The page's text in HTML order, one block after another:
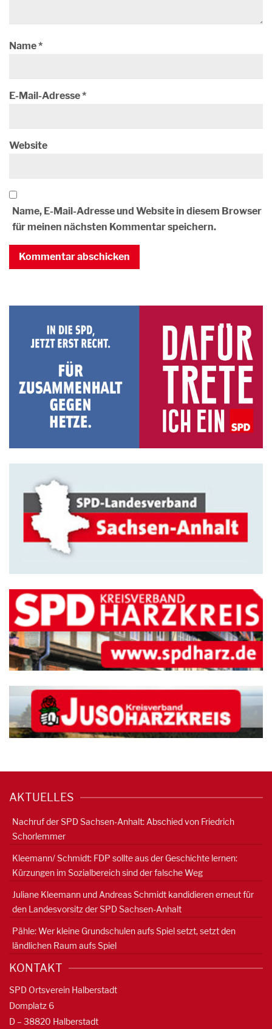
Name*
E-Mail-Adresse*
Website
Name, E-Mail-Adresse und Website in diesem Browser
für meinen nächsten Kommentar speichern.
AKTUELLES
Nachruf der SPD Sachsen-Anhalt: Abschied von Friedrich
Schorlemmer
Kleemann/ Schmidt: FDP sollte aus der Geschichte lernen:
Kürzungen im Sozialbereich sind der falsche Weg
Juliane Kleemann und Andreas Schmidt kandidieren erneut für
den Landesvorsitz der SPD Sachsen-Anhalt
Pähle: Wer kleine Grundschulen aufs Spiel setzt, setzt den
ländlichen Raum aufs Spiel
KONTAKT
SPD Ortsverein Halberstadt
Domplatz 6
D – 38820 Halberstadt